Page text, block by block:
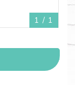
1 / 1